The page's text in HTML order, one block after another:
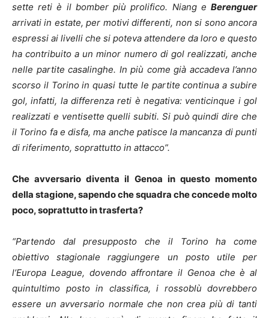
sette reti è il bomber più prolifico. Niang e Berenguer
arrivati in estate, per motivi differenti, non si sono ancora
espressi ai livelli che si poteva attendere da loro e questo
ha contribuito a un minor numero di gol realizzati, anche
nelle partite casalinghe. In più come già accadeva l’anno
scorso il Torino in quasi tutte le partite continua a subire
gol, infatti, la differenza reti è negativa: venticinque i gol
realizzati e ventisette quelli subiti. Si può quindi dire che
il Torino fa e disfa, ma anche patisce la mancanza di punti
di riferimento, soprattutto in attacco”.
Che avversario diventa il Genoa in questo momento
della stagione, sapendo che squadra che concede molto
poco, soprattutto in trasferta?
“Partendo dal presupposto che il Torino ha come
obiettivo stagionale raggiungere un posto utile per
l’Europa League, dovendo affrontare il Genoa che è al
quintultimo posto in classifica, i rossoblù dovrebbero
essere un avversario normale che non crea più di tanti